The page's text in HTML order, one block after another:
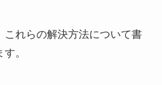
これらの解決方法について書
。